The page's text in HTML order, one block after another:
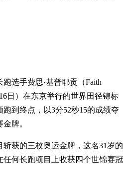
选手费思·基普耶贡（Faith
日）在东京举行的世界田径锦标
到终点，以3分52秒15的成绩夺
牌。
获的三枚奥运金牌，这名31岁的
何长跑项目上收获四个世锦赛冠